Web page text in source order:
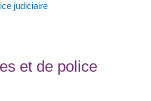
judiciaire
et de police